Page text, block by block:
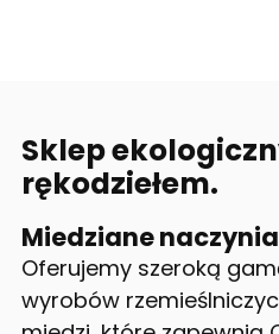
Sklep
rękodziełem.
Miedziane naczynia
Oferujemy szeroką
wyrobów